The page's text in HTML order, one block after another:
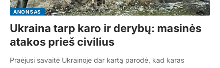
ANONSAS
Ukraina tarp karo ir derybų: masinės
atakos prieš civilius
Praėjusi savaitė Ukrainoje dar kartą parodė, kad karas